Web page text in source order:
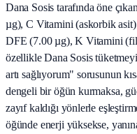
Dana Sosis tarafında öne
µg), C Vitamini (askorbik
DFE (7.00 µg), K Vitamini
özellikle Dana Sosis
artı sağlıyorum" sorusunun
dengeli bir öğün kurmaksa,
zayıf kaldığı yönlerle
öğünde enerji yüksekse,